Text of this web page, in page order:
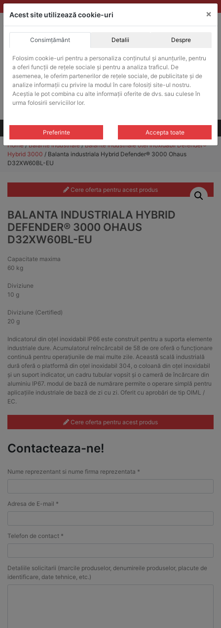
Skip
to
ACHIZITII PUBLICE
Produsele pot fi achizitionate si in sistemul SEAP / SICAP
Products
search
CAUTARE
Toate produsele
Home/Balante industriale/Balante industriale otel inoxidabil Defender®
Hybrid 3000 / Balanta industriala Hybrid Defender® 3000 Ohaus
D32XW60BL-EU
Cere oferta pentru acest produs
BALANTA INDUSTRIALA HYBRID
DEFENDER® 3000 OHAUS
D32XW60BL-EU
Capacitate maxima
60 kg
Diviziune
10 g
Diviziune (Certified)
20 g
Indicatorul din oțel inoxidabil IP66 este construit pentru a suporta elemente
industriale dure. Acumulatorul reîncărcabil de 58 de ore oferă o funcționare
continuă pentru operațiunile de mai multe zile. Această scală industrială
dură oferă o platformă din oțel inoxidabil 304, o coloană din oțel inoxidabil
și un suport indicator, un cadru tubular vopsit și o cameră de încărcare din
aluminiu IP67. modul de bază de numărare permite o operare simplă pentru
aplicațiile industriale de bază de zi cu zi. Oferit cu aprobări de tip OIML /
EC.
Cere oferta pentru acest produs
Contacteaza-ne!
Nume reprezentant si nume firma reprezentata *
Adresa de E-mail *
Telefon de contact *
Detaliile solicitarii (marcile produselor, denumireile produselor, placute de
identificare, date tehnice, etc.)
Acest site utilizează cookie-uri ×
Consimțământ Detalii Despre
Folosim cookie-uri pentru a personaliza conținutul și anunțurile, pentru
a oferi funcții de rețele sociale și pentru a analiza traficul. De
asemenea, le oferim partenerilor de rețele sociale, de publicitate și de
analize informații cu privire la modul în care folosiți site-ul nostru.
Aceștia le pot combina cu alte informații oferite de dvs. sau culese în
urma folosirii serviciilor lor.
Preferinte Accepta toate